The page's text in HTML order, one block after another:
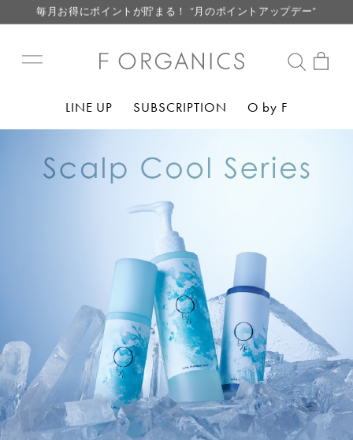
毎月お得にポイントが貯まる！ “月のポイントアップデー”
【重要】F ORGANICS Websiteの統合に関するお知らせ
毎月お得にポイントが貯まる！ “月のポイントアップデー”
LINE UP SUBSCRIPTION O by F